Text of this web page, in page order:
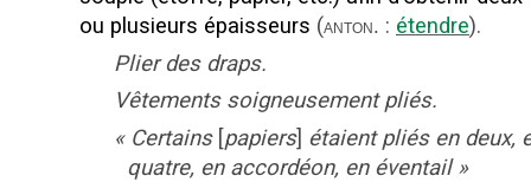
ou plusieurs épaisseurs (anton. : étendre).
Plier des draps.
Vêtements soigneusement pliés.
« Certains [papiers] étaient pliés en deux,
quatre, en accordéon, en éventail »